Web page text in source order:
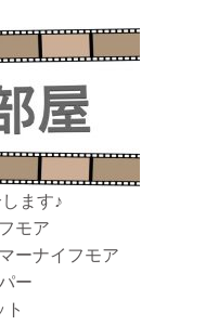
ます♪
モア
ーナイフモア
ー
ト